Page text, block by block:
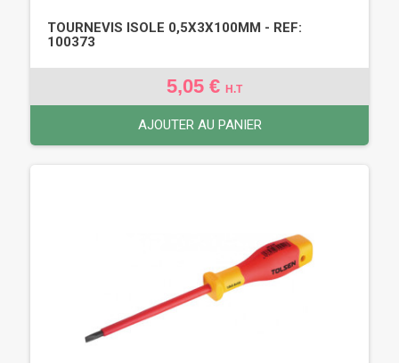
TOURNEVIS ISOLE 0,5X3X100MM - REF:
100373
5,05 € H.T
AJOUTER AU PANIER